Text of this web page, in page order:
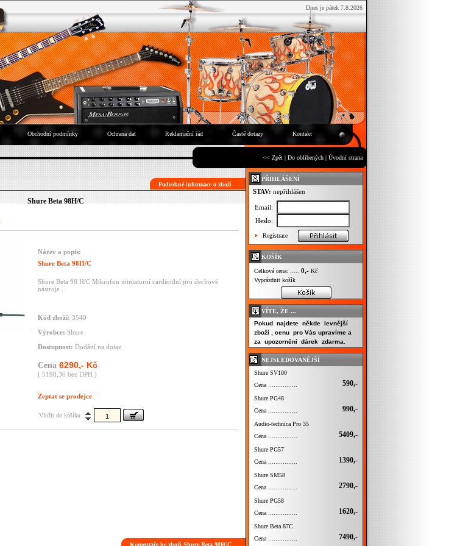
Dnes je pátek 7.8.2026
Obchodní podmínky Ochrana dat Reklamační řád Časté dotazy Kontakt
<< Zpět | Do oblíbených | Úvodní strana
Podrobné informace o zboží
Shure Beta 98H/C
Název a popis:
Shure Beta 98H/C
Shure Beta 98 H/C Mikrofon miniaturní cardioidní pro dechové
nástroje .
Kód zboží: 3540
Výrobce: Shure
Dostupnost: Dodání na dotaz
Cena 6290,- Kč
( 5198,30 bez DPH )
Zeptat se prodejce
Vložit do košíku
Komentáře ke zboží Shure Beta 98H/C
PŘIHLÁŠENÍ
STAV: nepřihlášen
Email:
Heslo:
Registrace
KOŠÍK
Celková cena: ..... 0,- Kč
Vyprázdnit košík
VÍTE, ŽE ...
Pokud najdete někde levnější
zboží , cenu pro Vás upravíme a
za upozornění dárek zdarma.
NEJSLEDOVANĚJŠÍ
Shure SV100
Cena ................
590,-
Shure PG48
Cena ................
990,-
Audio-technica Pro 35
Cena ................
5409,-
Shure PG57
Cena ................
1390,-
Shure SM58
Cena ................
2790,-
Shure PG58
Cena ................
1620,-
Shure Beta 87C
Cena ................
7490,-